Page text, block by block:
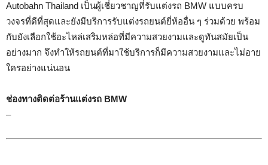
Autobahn Thailand เป็นผู้เชี่ยวชาญที่รับแต่งรถ BMW แบบครบ
วงจรที่ดีที่สุดและยังมีบริการรับแต่งรถยนต์ยี่ห้ออื่น ๆ ร่วมด้วย พร้อม
กับยังเลือกใช้อะไหล่เสริมหล่อที่มีความสวยงามและดูทันสมัยเป็น
อย่างมาก จึงทำให้รถยนต์ที่มาใช้บริการก็มีความสวยงามและไม่อาย
ใครอย่างแน่นอน
ช่องทางติดต่อร้านแต่งรถ BMW
–